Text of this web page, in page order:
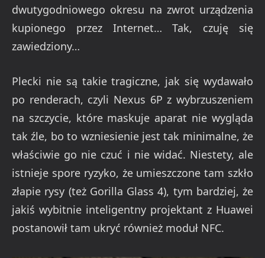
dwutygodniowego okresu na zwrot urządzenia
kupionego przez Internet… Tak, czuję się
zawiedziony…
Plecki nie są takie tragiczne, jak się wydawało
po renderach, czyli Nexus 6P z wybrzuszeniem
na szczycie, które maskuje aparat nie wygląda
tak źle, bo to wzniesienie jest tak minimalne, że
właściwie go nie czuć i nie widać. Niestety, ale
istnieje spore ryzyko, że umieszczone tam szkło
złapie rysy (też Gorilla Glass 4), tym bardziej, że
jakiś wybitnie inteligentny projektant z Huawei
postanowił tam ukryć również moduł NFC.